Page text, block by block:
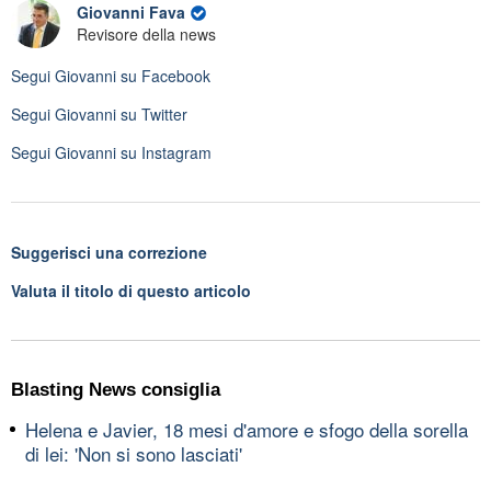
Giovanni Fava
Revisore della news
Segui Giovanni su Facebook
Segui Giovanni su Twitter
Segui Giovanni su Instagram
Suggerisci una correzione
Valuta il titolo di questo articolo
Blasting News consiglia
Helena e Javier, 18 mesi d'amore e sfogo della sorella
di lei: 'Non si sono lasciati'